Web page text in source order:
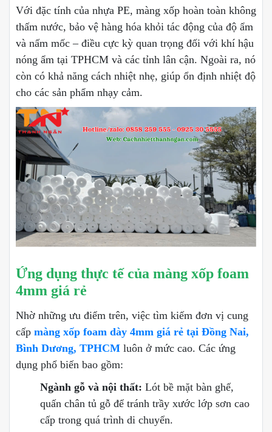
Với đặc tính của nhựa PE, màng xốp hoàn toàn không
thấm nước, bảo vệ hàng hóa khỏi tác động của độ ẩm
và nấm mốc – điều cực kỳ quan trọng đối với khí hậu
nóng ẩm tại TPHCM và các tỉnh lân cận. Ngoài ra, nó
còn có khả năng cách nhiệt nhẹ, giúp ổn định nhiệt độ
cho các sản phẩm nhạy cảm.
Ứng dụng thực tế của màng xốp foam
4mm giá rẻ
Nhờ những ưu điểm trên, việc tìm kiếm đơn vị cung
cấp màng xốp foam dày 4mm giá rẻ tại Đồng Nai,
Bình Dương, TPHCM luôn ở mức cao. Các ứng
dụng phổ biến bao gồm:
Ngành gỗ và nội thất: Lót bề mặt bàn ghế,
quấn chân tủ gỗ để tránh trầy xước lớp sơn cao
cấp trong quá trình di chuyển.